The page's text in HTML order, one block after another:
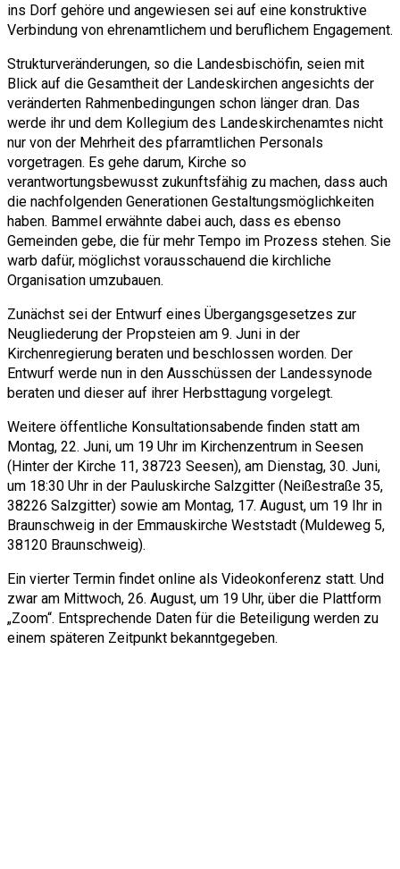
ins Dorf gehöre und angewiesen sei auf eine konstruktive
Verbindung von ehrenamtlichem und beruflichem Engagement.
Strukturveränderungen, so die Landesbischöfin, seien mit
Blick auf die Gesamtheit der Landeskirchen angesichts der
veränderten Rahmenbedingungen schon länger dran. Das
werde ihr und dem Kollegium des Landeskirchenamtes nicht
nur von der Mehrheit des pfarramtlichen Personals
vorgetragen. Es gehe darum, Kirche so
verantwortungsbewusst zukunftsfähig zu machen, dass auch
die nachfolgenden Generationen Gestaltungsmöglichkeiten
haben. Bammel erwähnte dabei auch, dass es ebenso
Gemeinden gebe, die für mehr Tempo im Prozess stehen. Sie
warb dafür, möglichst vorausschauend die kirchliche
Organisation umzubauen.
Zunächst sei der Entwurf eines Übergangsgesetzes zur
Neugliederung der Propsteien am 9. Juni in der
Kirchenregierung beraten und beschlossen worden. Der
Entwurf werde nun in den Ausschüssen der Landessynode
beraten und dieser auf ihrer Herbsttagung vorgelegt.
Weitere öffentliche Konsultationsabende finden statt am
Montag, 22. Juni, um 19 Uhr im Kirchenzentrum in Seesen
(Hinter der Kirche 11, 38723 Seesen), am Dienstag, 30. Juni,
um 18:30 Uhr in der Pauluskirche Salzgitter (Neißestraße 35,
38226 Salzgitter) sowie am Montag, 17. August, um 19 Ihr in
Braunschweig in der Emmauskirche Weststadt (Muldeweg 5,
38120 Braunschweig).
Ein vierter Termin findet online als Videokonferenz statt. Und
zwar am Mittwoch, 26. August, um 19 Uhr, über die Plattform
„Zoom“. Entsprechende Daten für die Beteiligung werden zu
einem späteren Zeitpunkt bekanntgegeben.